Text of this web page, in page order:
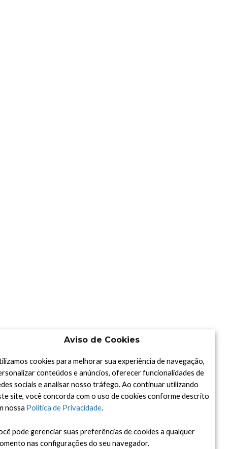
Aviso de Cookies
cookies para melhorar sua experiência de navegação,
conteúdos e anúncios, oferecer funcionalidades de
sociais e analisar nosso tráfego. Ao continuar utilizando
site, você concorda com o uso de cookies conforme descrito
nossa Política de Privacidade.
pode gerenciar suas preferências de cookies a qualquer
nas configurações do seu navegador.